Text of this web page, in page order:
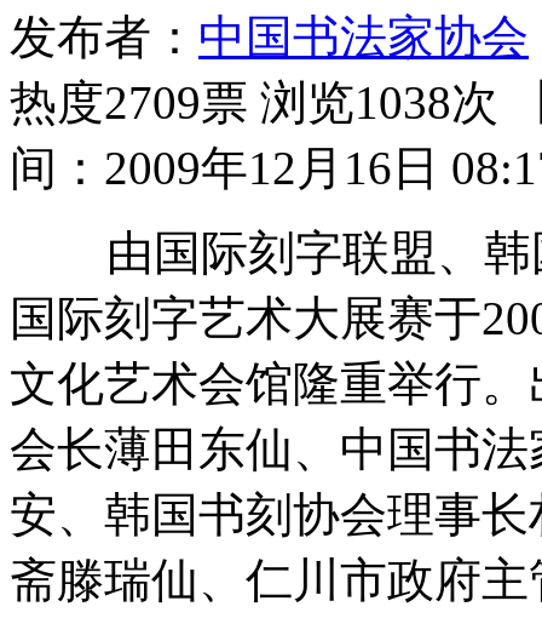
发布者： 中国书法家协会
热度2709票 浏览1038次
间：2009年12月16日
由国际刻字联盟、韩
国际刻字艺术大展赛于
文化艺术会馆隆重举行
会长薄田东仙、中国书
安、韩国书刻协会理事
斋滕瑞仙、仁川市政府